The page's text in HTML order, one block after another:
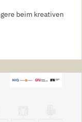
beim kreativen